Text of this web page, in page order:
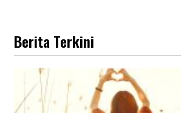
Berita Terkini